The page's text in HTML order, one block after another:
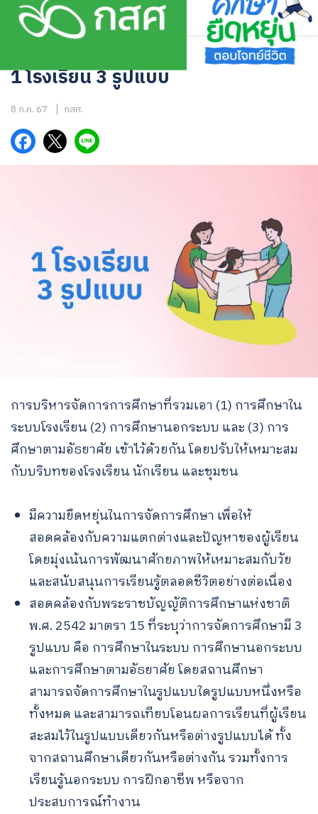
Skip
1 โรงเรียน 3 รูปแบบ
8 ก.ค. 67 กสศ.
การบริหารจัดการการศึกษาที่รวมเอา (1) การศึกษาใน
ระบบโรงเรียน (2) การศึกษานอกระบบ และ (3) การ
ศึกษาตามอัธยาศัย เข้าไว้ด้วยกัน โดยปรับให้เหมาะสม
กับบริบทของโรงเรียน นักเรียน และชุมชน
มีความยืดหยุ่นในการจัดการศึกษา เพื่อให้
สอดคล้องกับความแตกต่างและปัญหาของผู้เรียน
โดยมุ่งเน้นการพัฒนาศักยภาพให้เหมาะสมกับวัย
และสนับสนุนการเรียนรู้ตลอดชีวิตอย่างต่อเนื่อง
สอดคล้องกับพระราชบัญญัติการศึกษาแห่งชาติ
พ.ศ. 2542 มาตรา 15 ที่ระบุว่าการจัดการศึกษามี 3
รูปแบบ คือ การศึกษาในระบบ การศึกษานอกระบบ
และการศึกษาตามอัธยาศัย โดยสถานศึกษา
สามารถจัดการศึกษาในรูปแบบใดรูปแบบหนึ่งหรือ
ทั้งหมด และสามารถเทียบโอนผลการเรียนที่ผู้เรียน
สะสมไว้ในรูปแบบเดียวกันหรือต่างรูปแบบได้ ทั้ง
จากสถานศึกษาเดียวกันหรือต่างกัน รวมทั้งการ
เรียนรู้นอกระบบ การฝึกอาชีพ หรือจาก
ประสบการณ์ทำงาน